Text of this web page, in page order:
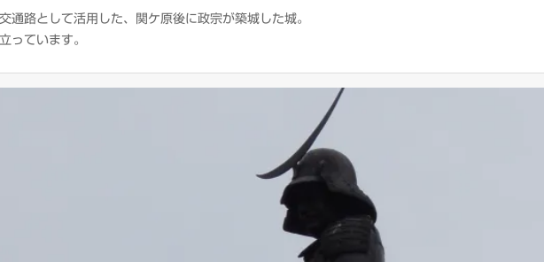
通路として活用した、関ケ原後に政宗が築城した城。
っています。